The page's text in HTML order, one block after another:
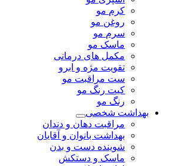
کرم مو
روغن مو
سرم مو
ماسک مو
مکمل های درمانی
تقویت مژه و ابرو
ست مراقبت مو
کیت رنگ مو
رنگ مو
بهداشت شخصی
مراقبت دهان و دندان
بهداشت بانوان و آقایان
شوینده دست و بدن
ماسک و دستکش